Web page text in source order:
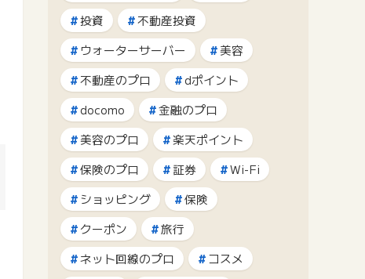
投資
不動産投資
ウォーターサーバー
美容
不動産のプロ
dポイント
docomo
金融のプロ
美容のプロ
楽天ポイント
保険のプロ
証券
Wi-Fi
ショッピング
保険
クーポン
旅行
ネット回線のプロ
コスメ